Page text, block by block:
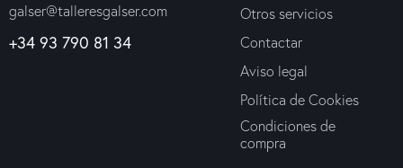
galser@talleresgalser.com
+34 93 790 81 34
Otros servicios
Contactar
Aviso legal
Política de Cookies
Condiciones de
compra